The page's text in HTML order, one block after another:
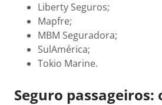
Liberty Seguros;
Mapfre;
MBM Seguradora;
SulAmérica;
Tokio Marine.
Seguro passageiros: